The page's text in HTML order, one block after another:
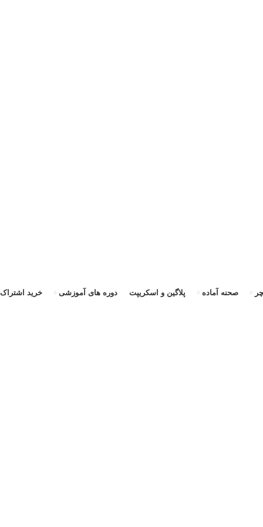
صحنه آماده پلاگین و اسکریپت دوره های آموزشی خرید اشتراک